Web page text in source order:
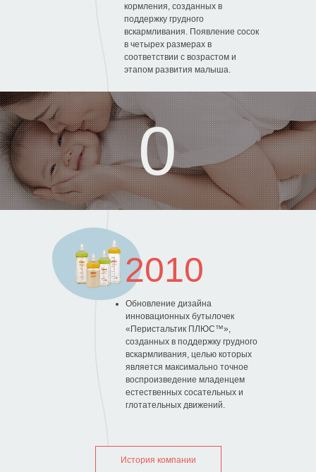
кормления, созданных в
поддержку грудного
вскармливания. Появление сосок
в четырех размерах в
соответствии с возрастом и
этапом развития малыша.
2010
Обновление дизайна
инновационных бутылочек
«Перистальтик ПЛЮС™»,
созданных в поддержку грудного
вскармливания, целью которых
является максимально точное
воспроизведение младенцем
естественных сосательных и
глотательных движений.
История компании